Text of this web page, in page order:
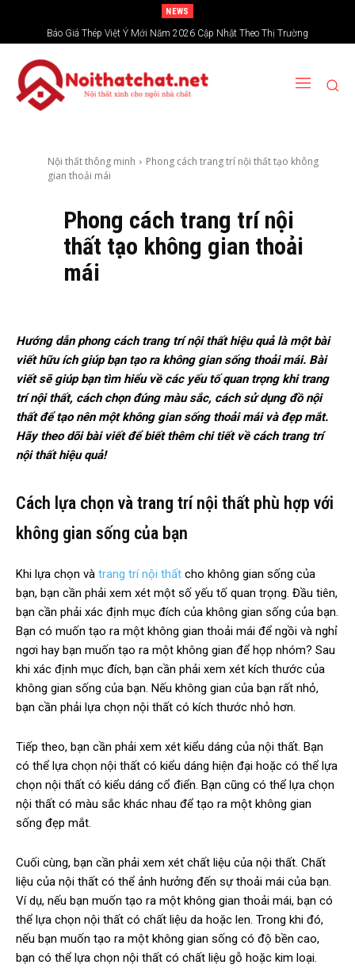
NEWS
Báo Giá Thép Việt Ý Mới Năm 2026 Cập Nhật Theo Thị Trường
Giá Rượu Vang Đỏ Hiện Nay Bao Nhiêu? Vì Sao Chênh Lệch Lớn
Nội thất thông minh
Phong cách trang trí nội thất tạo không
gian thoải mái
Phong cách trang trí nội
thất tạo không gian thoải
mái
Hướng dẫn phong cách trang trí nội thất hiệu quả là một bài
viết hữu ích giúp bạn tạo ra không gian sống thoải mái. Bài
viết sẽ giúp bạn tìm hiểu về các yếu tố quan trọng khi trang
trí nội thất, cách chọn đúng màu sắc, cách sử dụng đồ nội
thất để tạo nên một không gian sống thoải mái và đẹp mắt.
Hãy theo dõi bài viết để biết thêm chi tiết về cách trang trí
nội thất hiệu quả!
Cách lựa chọn và trang trí nội thất phù hợp với
không gian sống của bạn
Khi lựa chọn và trang trí nội thất cho không gian sống của
bạn, bạn cần phải xem xét một số yếu tố quan trọng. Đầu tiên,
bạn cần phải xác định mục đích của không gian sống của bạn.
Bạn có muốn tạo ra một không gian thoải mái để ngồi và nghỉ
ngơi hay bạn muốn tạo ra một không gian để họp nhóm? Sau
khi xác định mục đích, bạn cần phải xem xét kích thước của
không gian sống của bạn. Nếu không gian của bạn rất nhỏ,
bạn cần phải lựa chọn nội thất có kích thước nhỏ hơn.
Tiếp theo, bạn cần phải xem xét kiểu dáng của nội thất. Bạn
có thể lựa chọn nội thất có kiểu dáng hiện đại hoặc có thể lựa
chọn nội thất có kiểu dáng cổ điển. Bạn cũng có thể lựa chọn
nội thất có màu sắc khác nhau để tạo ra một không gian
sống đẹp mắt.
Cuối cùng, bạn cần phải xem xét chất liệu của nội thất. Chất
liệu của nội thất có thể ảnh hưởng đến sự thoải mái của bạn.
Ví dụ, nếu bạn muốn tạo ra một không gian thoải mái, bạn có
thể lựa chọn nội thất có chất liệu da hoặc len. Trong khi đó,
nếu bạn muốn tạo ra một không gian sống có độ bền cao,
bạn có thể lựa chọn nội thất có chất liệu gỗ hoặc kim loại.